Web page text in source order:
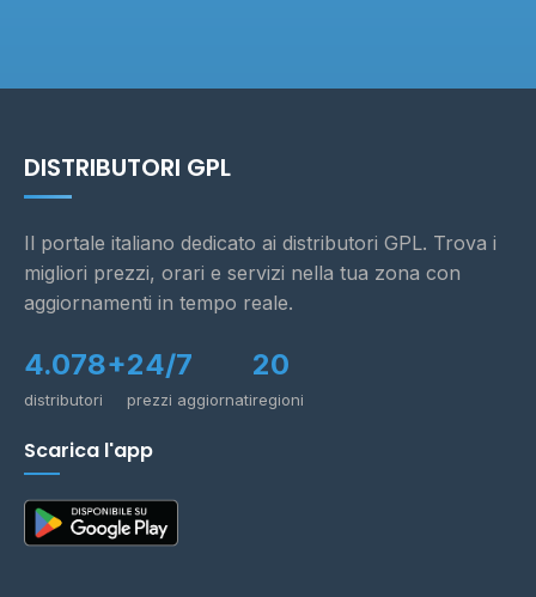
DISTRIBUTORI GPL
Il portale italiano dedicato ai distributori GPL. Trova i
migliori prezzi, orari e servizi nella tua zona con
aggiornamenti in tempo reale.
4.078+
distributori
24/7
prezzi aggiornati
20
regioni
Scarica l'app